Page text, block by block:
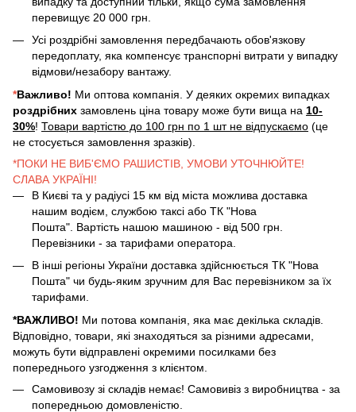
перевищує 20 000 грн.
Усі роздрібні замовлення передбачають обов'язкову
передоплату, яка компенсує транспорні витрати у випадку
відмови/незабору вантажу.
*Важливо! Ми оптова компанія. У деяких окремих випадках
роздрібних замовлень ціна товару може бути вища на 10-
30%! Товари вартістю до 100 грн по 1 шт не відпускаємо (це
не стосується замовлення зразків).
*ПОКИ НЕ ВИБ'ЄМО РАШИСТІВ, УМОВИ УТОЧНЮЙТЕ!
СЛАВА УКРАЇНІ!
В Києві та у радіусі 15 км від міста можлива доставка
нашим водієм, службою таксі або ТК "Нова
Пошта". Вартість нашою машиною - від 500 грн.
Перевізники - за тарифами оператора.
В інші регіоны України доставка здійснюється ТК "Нова
Пошта" чи будь-яким зручним для Вас перевізником за їх
тарифами.
*ВАЖЛИВО! Ми потова компанія, яка має декілька складів.
Відповідно, товари, які знаходяться за різними адресами,
можуть бути відправлені окремими посилками без
попереднього узгодження з клієнтом.
Самовивозу зі складів немає! Самовивіз з виробництва - за
попередньою домовленістю.